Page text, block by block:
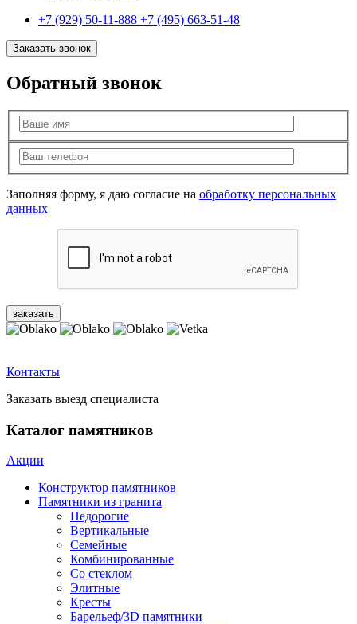
+7 (929) 50-11-888 +7 (495) 663-51-48
Заказать звонок
Обратный звонок
Заполняя форму, я даю согласие на обработку персональных
данных
Контакты
Заказать выезд специалиста
Каталог памятников
Акции
Конструктор памятников
Памятники из гранита
Недорогие
Вертикальные
Семейные
Комбинированные
Со стеклом
Элитные
Кресты
Барельеф/3D памятники